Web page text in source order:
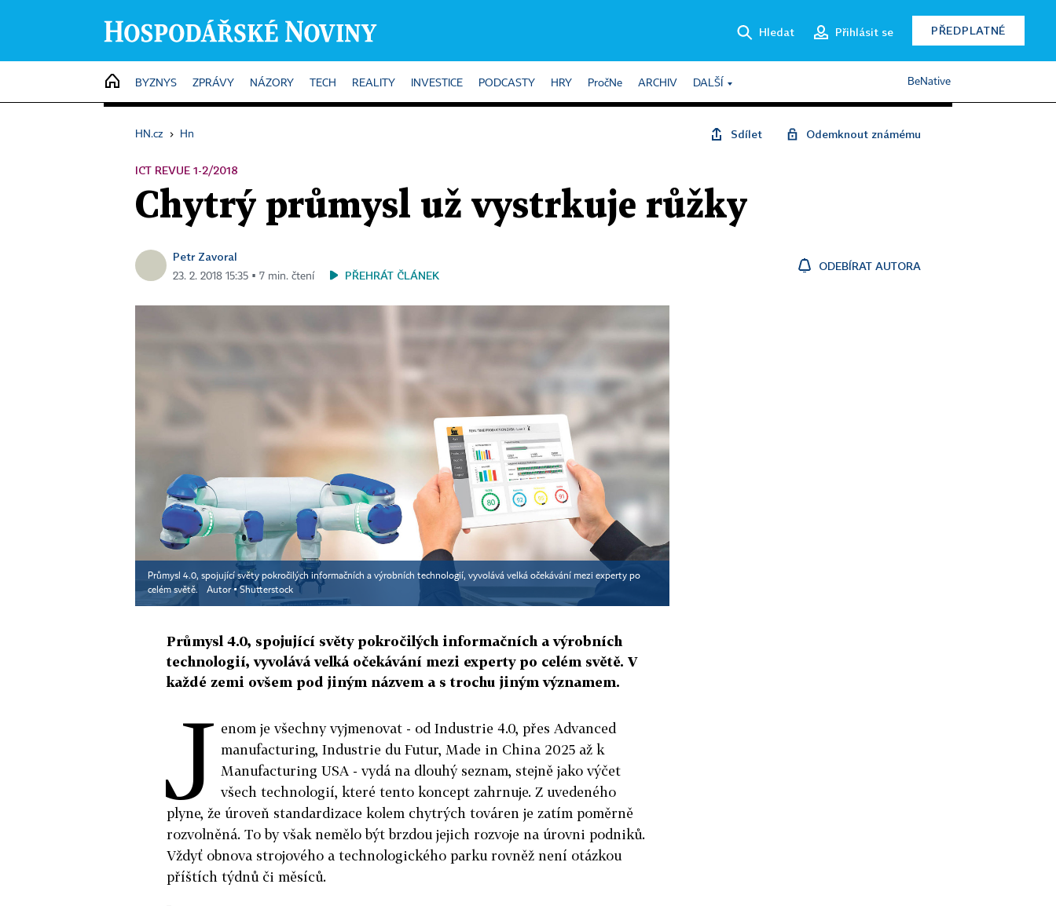
Hledat Přihlásit se PŘEDPLATNÉ
HOME
BYZNYS ZPRÁVY NÁZORY TECH REALITY INVESTICE PODCASTY HRY PročNe ARCHIV DALŠÍ BeNative
HN.cz › Hn Sdílet Odemknout známému
ICT REVUE 1-2/2018
Chytrý průmysl už vystrkuje růžky
Petr Zavoral
23. 2. 2018 15:35 ▪ 7 min. čtení PŘEHRÁT ČLÁNEK
ODEBÍRAT AUTORA
Průmysl 4.0, spojující světy pokročilých informačních a výrobních technologií, vyvolává velká očekávání mezi experty po
celém světě.
Autor ▪Shutterstock
Průmysl 4.0, spojující světy pokročilých informačních a výrobních
technologií, vyvolává velká očekávání mezi experty po celém světě. V
každé zemi ovšem pod jiným názvem a s trochu jiným významem.
J enom je všechny vyjmenovat - od Industrie 4.0, přes Advanced
manufacturing, Industrie du Futur, Made in China 2025 až k
Manufacturing USA - vydá na dlouhý seznam, stejně jako výčet
všech technologií, které tento koncept zahrnuje. Z uvedeného
plyne, že úroveň standardizace kolem chytrých továren je zatím poměrně
rozvolněná. To by však nemělo být brzdou jejich rozvoje na úrovni podniků.
Vždyť obnova strojového a technologického parku rovněž není otázkou
příštích týdnů či měsíců.